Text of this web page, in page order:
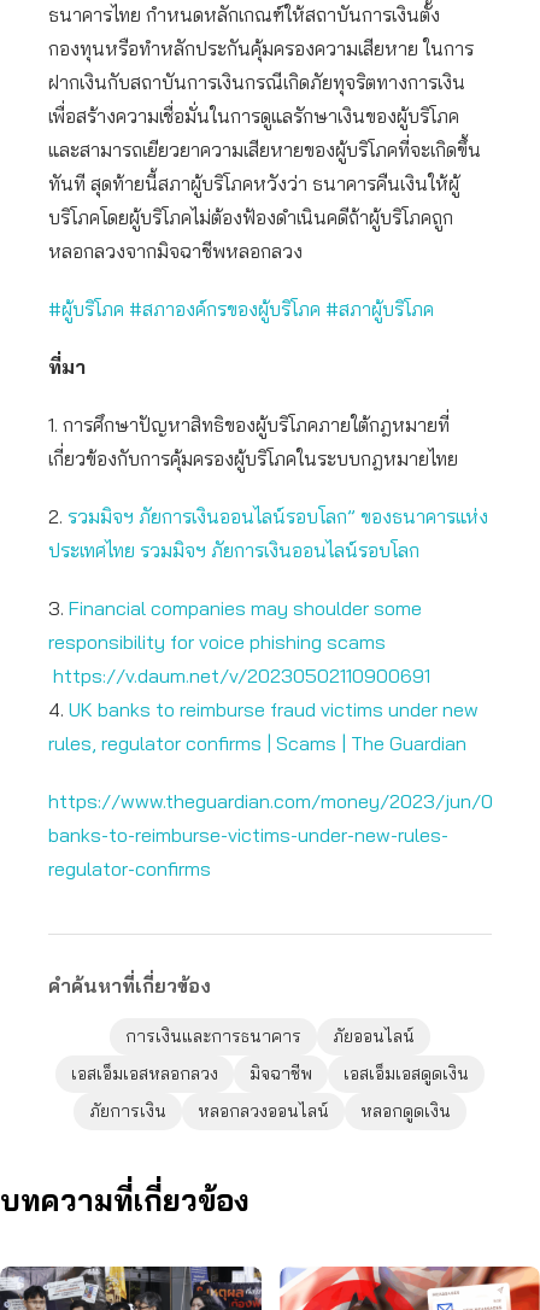
ธนาคารไทย กำหนดหลักเกณฑ์ให้สถาบันการเงินตั้ง
กองทุนหรือทำหลักประกันคุ้มครองความเสียหาย ในการ
ฝากเงินกับสถาบันการเงินกรณีเกิดภัยทุจริตทางการเงิน
เพื่อสร้างความเชื่อมั่นในการดูแลรักษาเงินของผู้บริโภค
และสามารถเยียวยาความเสียหายของผู้บริโภคที่จะเกิดขึ้น
ทันที สุดท้ายนี้สภาผู้บริโภคหวังว่า ธนาคารคืนเงินให้ผู้
บริโภคโดยผู้บริโภคไม่ต้องฟ้องดำเนินคดีถ้าผู้บริโภคถูก
หลอกลวงจากมิจฉาชีพหลอกลวง
#ผู้บริโภค #สภาองค์กรของผู้บริโภค #สภาผู้บริโภค
ที่มา
1. การศึกษาปัญหาสิทธิของผู้บริโภคภายใต้กฎหมายที่
เกี่ยวข้องกับการคุ้มครองผู้บริโภคในระบบกฎหมายไทย
2. รวมมิจฯ ภัยการเงินออนไลน์รอบโลก” ของธนาคารแห่ง
ประเทศไทย รวมมิจฯ ภัยการเงินออนไลน์รอบโลก
3. Financial companies may shoulder some
responsibility for voice phishing scams
https://v.daum.net/v/20230502110900691
4. UK banks to reimburse fraud victims under new
rules, regulator confirms | Scams | The Guardian
https://www.theguardian.com/money/2023/jun/07/uk-
banks-to-reimburse-victims-under-new-rules-
regulator-confirms
คำค้นหาที่เกี่ยวข้อง
การเงินและการธนาคาร
ภัยออนไลน์
เอสเอ็มเอสหลอกลวง
มิจฉาชีพ
เอสเอ็มเอสดูดเงิน
ภัยการเงิน
หลอกลวงออนไลน์ หลอกดูดเงิน
บทความที่เกี่ยวข้อง